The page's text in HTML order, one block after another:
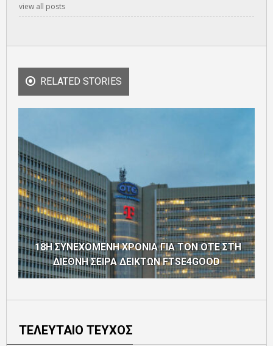
view all posts
RELATED STORIES
18Η ΣΥΝΕΧΟΜΕΝΗ ΧΡΟΝΙΑ ΓΙΑ ΤΟΝ ΟΤΕ ΣΤΗ
ΔΙΕΘΝΗ ΣΕΙΡΑ ΔΕΙΚΤΩΝ FTSE4GOOD
ΤΕΛΕΥΤΑΙΟ ΤΕΥΧΟΣ